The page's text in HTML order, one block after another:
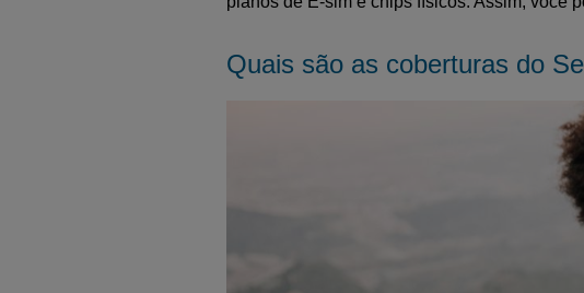
Quais são as coberturas do